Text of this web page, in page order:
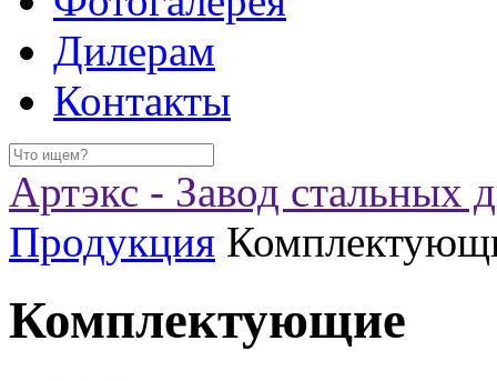
Дилерам
Контакты
Артэкс - Завод стальных
Продукция
Комплектующие